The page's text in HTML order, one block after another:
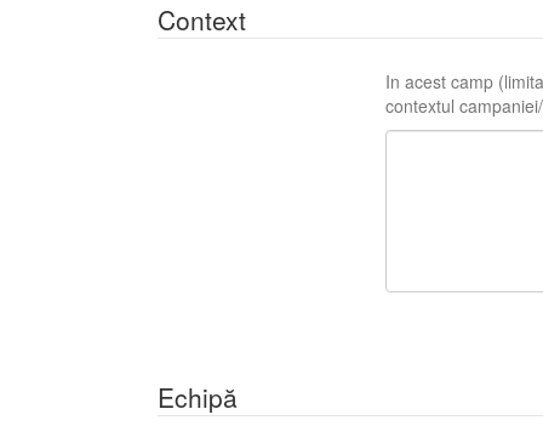
Context
In acest camp
contextul
Echipă